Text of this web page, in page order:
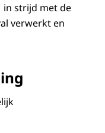
in strijd met de
verwerkt en